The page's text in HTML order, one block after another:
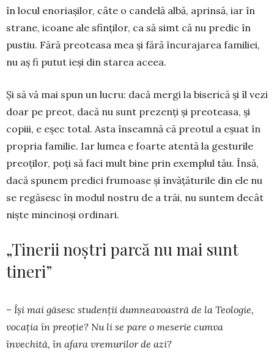
în locul enoriașilor, câte o candelă albă, aprinsă, iar în
strane, icoane ale sfinților, ca să simt că nu predic în
pustiu. Fără preoteasa mea și fără încurajarea familiei,
nu aș fi putut ieși din starea aceea.
Și să vă mai spun un lucru: dacă mergi la biserică și îl vezi
doar pe preot, dacă nu sunt prezenți și preoteasa, și
copiii, e eșec total. Asta înseamnă că preotul a eșuat în
propria familie. Iar lumea e foarte atentă la gesturile
preoților, poți să faci mult bine prin exemplul tău. Însă,
dacă spunem predici frumoase și învățăturile din ele nu
se regăsesc în modul nostru de a trăi, nu suntem decât
niște mincinoși ordinari.
„Tinerii noștri parcă nu mai sunt
tineri”
– Își mai găsesc studenții dumneavoastră de la Teologie,
vocația în preoție? Nu li se pare o meserie cumva
învechită, în afara vremurilor de azi?